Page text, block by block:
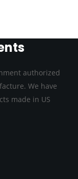
authorized
We have
made in US